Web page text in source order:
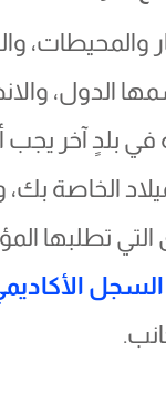
والمحيطات،
الدول،
بلدٍ آخر يجب
الخاصة
التي تطلبها
الأكاديمي